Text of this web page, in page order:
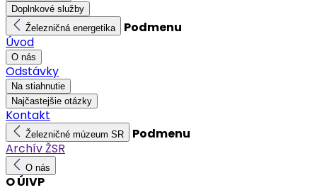
Doplnkové služby
Železničná energetika
Podmenu
Úvod
O nás
Odstávky
Na stiahnutie
Najčastejšie otázky
Kontakt
Železničné múzeum SR
Podmenu
Archív ŽSR
O nás
O ÚIVP